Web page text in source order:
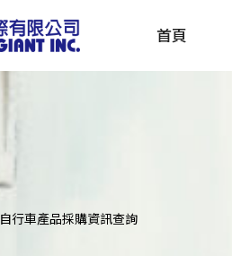
首頁
自行車產品採購資訊查詢